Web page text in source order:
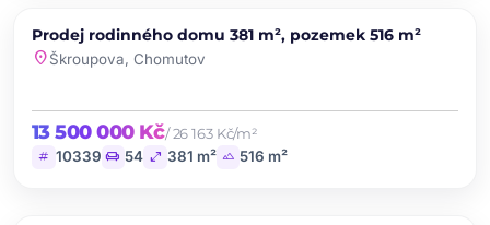
PRODEJ
Prodej rodinného domu 381 m², pozemek 516 m²
location_onŠkroupova, Chomutov
13 500 000 Kč/ 26 163 Kč/m²
tag 10339 chair 54 open_in_full 381 m² landscape 516 m²